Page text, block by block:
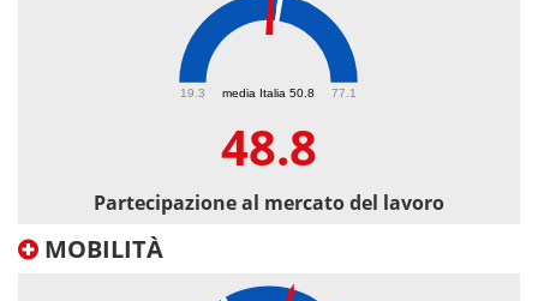
media Italia 50.8
19.3 77.1
48.8
Partecipazione al mercato del lavoro
MOBILITÀ